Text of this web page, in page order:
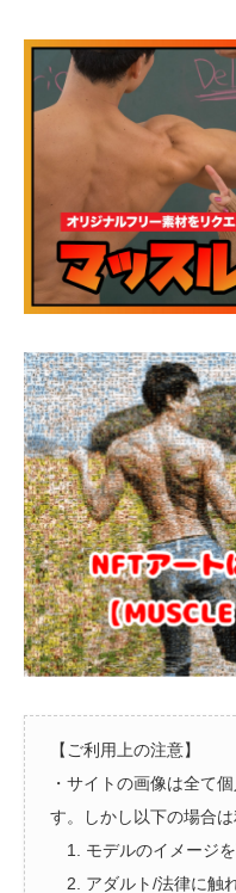
【ご利用上の注意】
・サイトの画像は全て
す。しかし以下の場合は
1. モデルのイメージ
2. アダルト/法律に触